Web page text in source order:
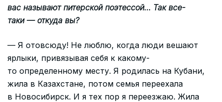
вас называют питерской поэтессой… Так все-
таки — откуда вы?
— Я отовсюду! Не люблю, когда люди вешают
ярлыки, привязывая себя к какому-
то определенному месту. Я родилась на Кубани,
жила в Казахстане, потом семья переехала
в Новосибирск. И я тех пор я переезжаю. Жила